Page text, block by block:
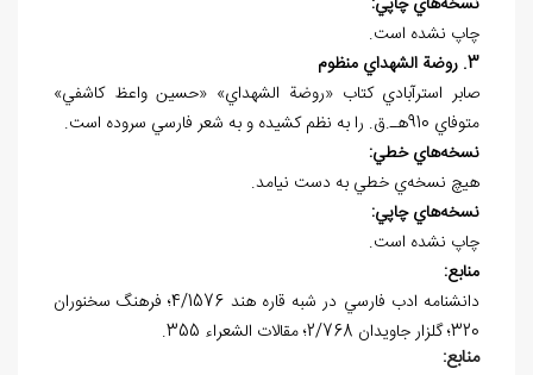
چاپ نشده است.
3. روضة الشهداي منظوم
صابر استرآبادي کتاب «روضة الشهداي» «حسين واعظ کاشفي»
متوفاي 910هـ.ق. را به نظم کشيده و به شعر فارسي سروده است.
نسخههاي خطي:
هيچ نسخهي خطي به دست نيامد.
نسخههاي چاپي:
چاپ نشده است.
منابع:
دانشنامه ادب فارسي در شبه قاره هند 4/1576؛ فرهنگ سخنوران
320؛ گلزار جاويدان 2/768؛ مقالات الشعراء 355.
منابع: